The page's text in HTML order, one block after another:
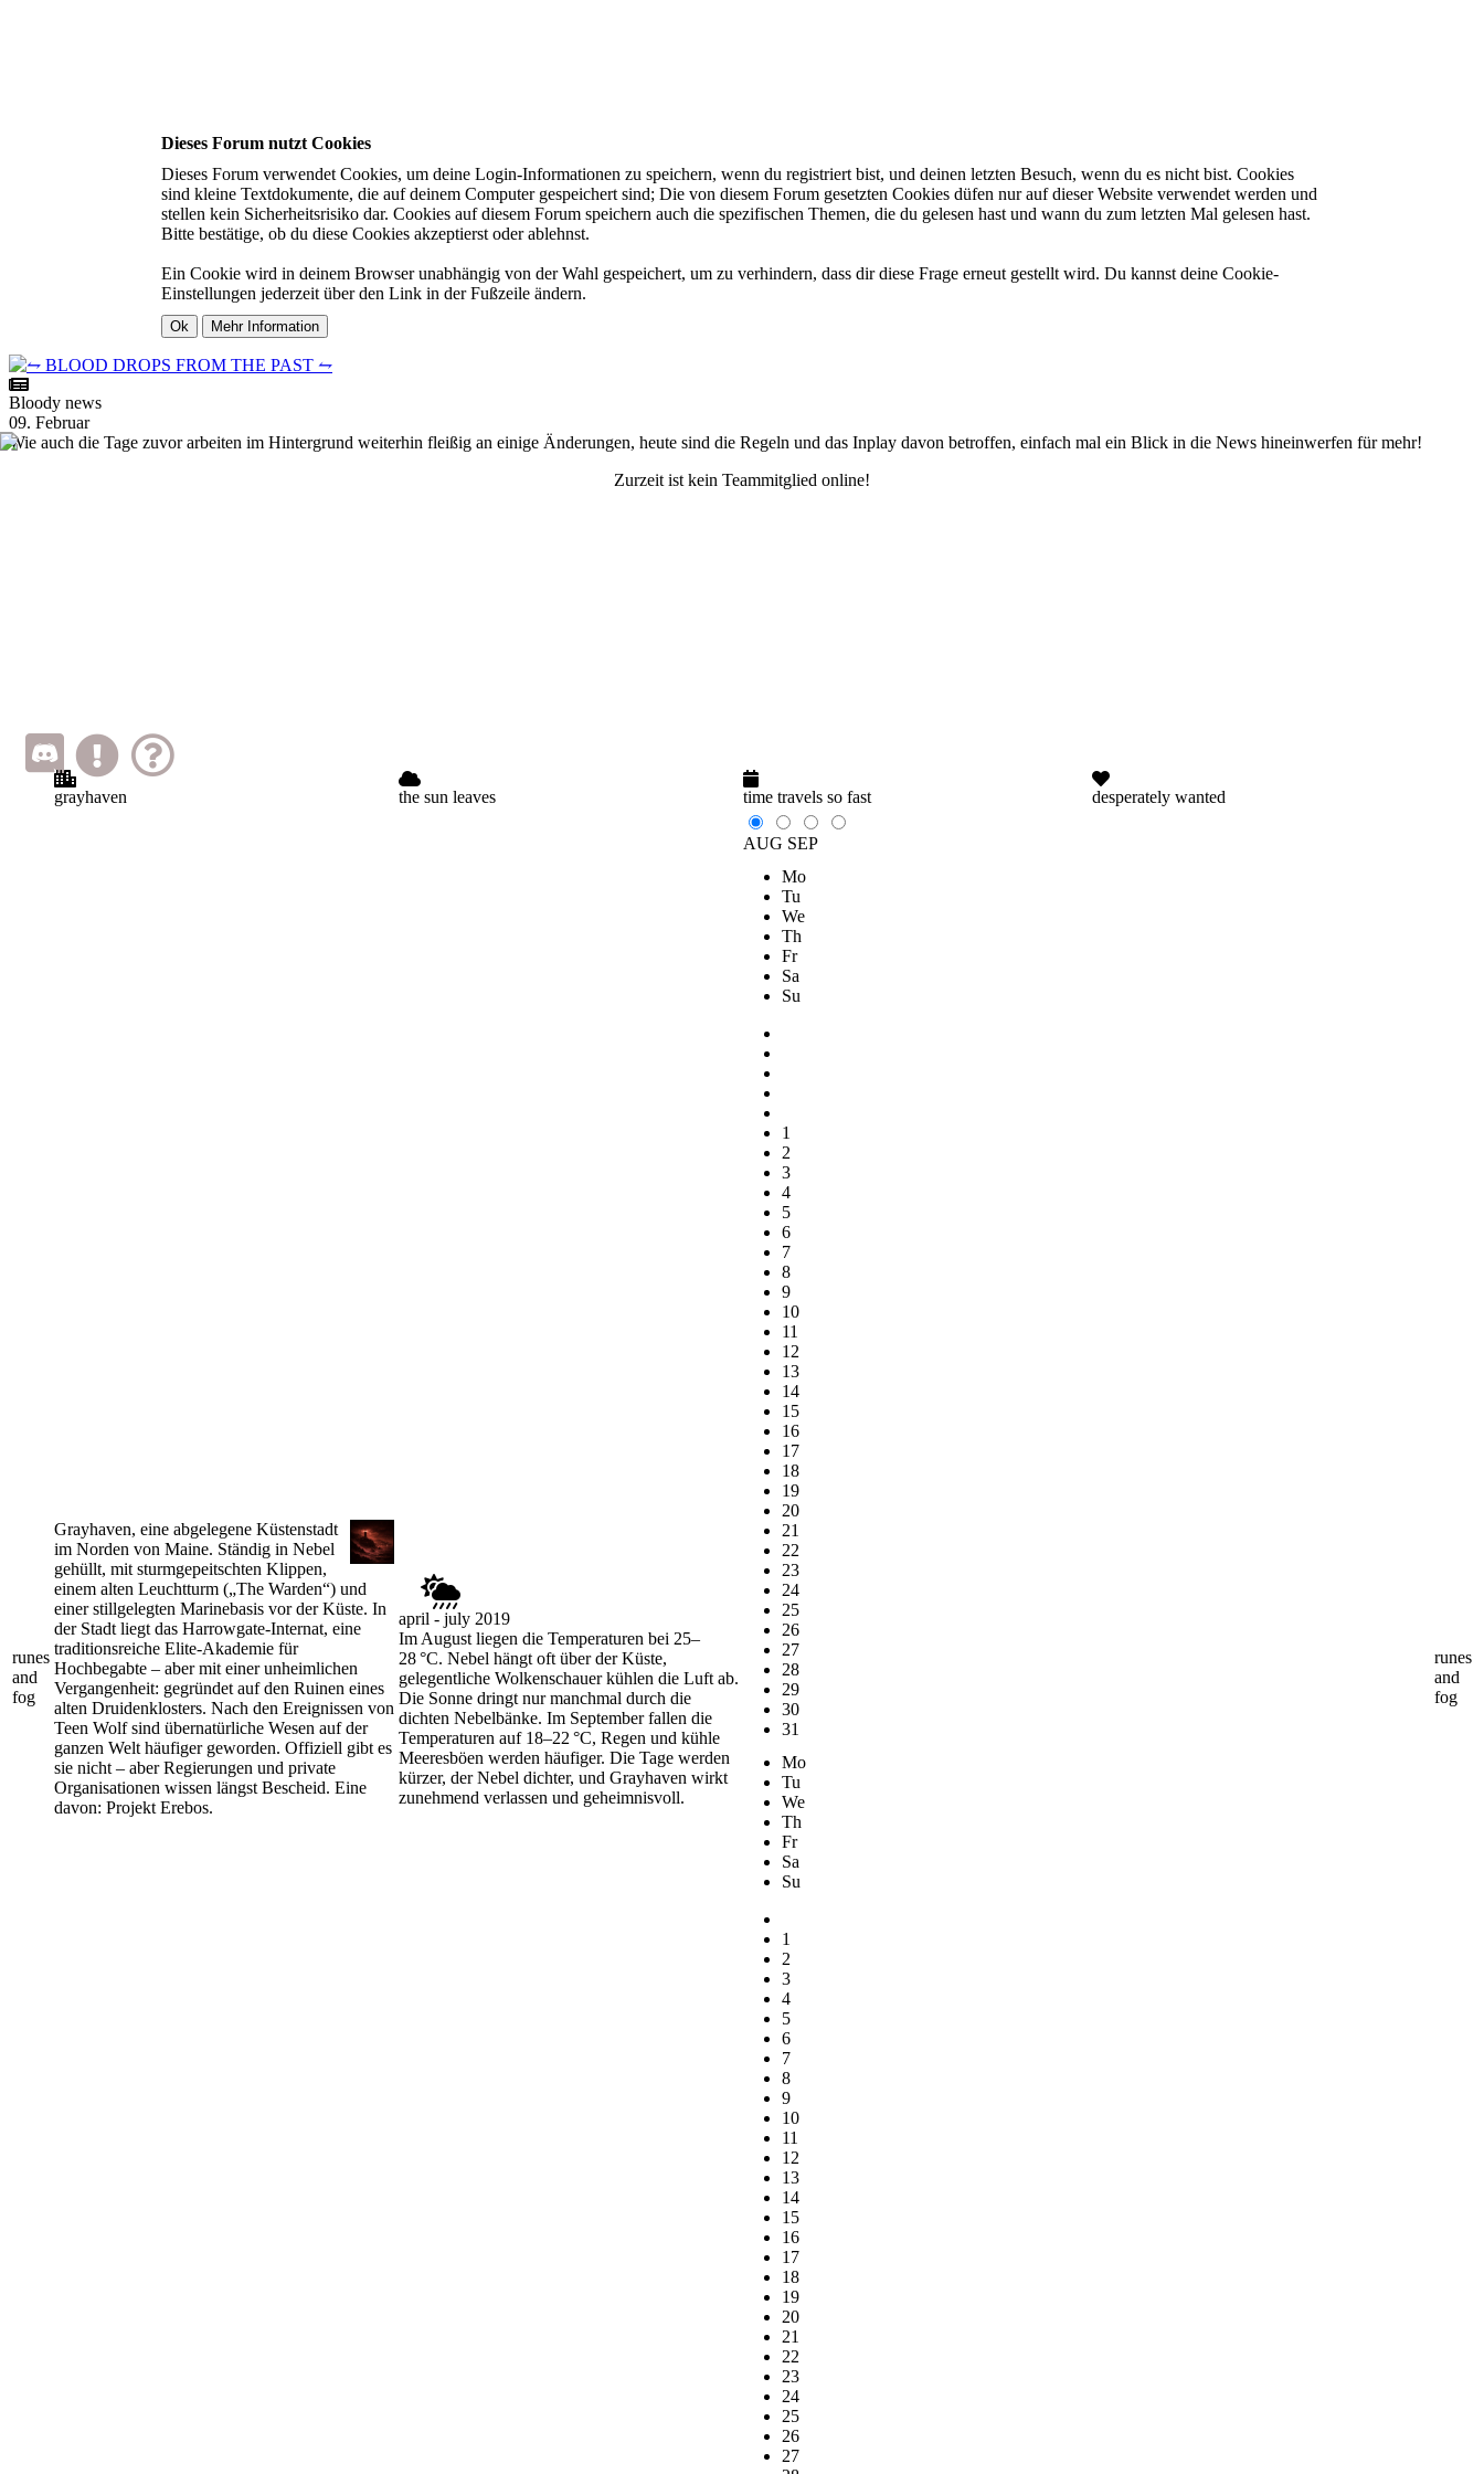
Dieses Forum nutzt Cookies
Dieses Forum verwendet Cookies, um deine Login-Informationen zu speichern, wenn du registriert bist, und deinen letzten Besuch, wenn du es nicht bist. Cookies
sind kleine Textdokumente, die auf deinem Computer gespeichert sind; Die von diesem Forum gesetzten Cookies düfen nur auf dieser Website verwendet werden und
stellen kein Sicherheitsrisiko dar. Cookies auf diesem Forum speichern auch die spezifischen Themen, die du gelesen hast und wann du zum letzten Mal gelesen hast.
Bitte bestätige, ob du diese Cookies akzeptierst oder ablehnst.
Ein Cookie wird in deinem Browser unabhängig von der Wahl gespeichert, um zu verhindern, dass dir diese Frage erneut gestellt wird. Du kannst deine Cookie-
Einstellungen jederzeit über den Link in der Fußzeile ändern.
Bloody news
09. Februar
Wie auch die Tage zuvor arbeiten im Hintergrund weiterhin fleißig an einige Änderungen, heute sind die Regeln und das Inplay davon betroffen, einfach mal ein Blick in die News hineinwerfen für mehr!
Zurzeit ist kein Teammitglied online!
grayhaven the sun leaves time travels so fast desperately wanted
runes
and
fog
Grayhaven, eine abgelegene Küstenstadt
im Norden von Maine. Ständig in Nebel
gehüllt, mit sturmgepeitschten Klippen,
einem alten Leuchtturm („The Warden“) und
einer stillgelegten Marinebasis vor der Küste. In
der Stadt liegt das Harrowgate-Internat, eine
traditionsreiche Elite-Akademie für
Hochbegabte – aber mit einer unheimlichen
Vergangenheit: gegründet auf den Ruinen eines
alten Druidenklosters. Nach den Ereignissen von
Teen Wolf sind übernatürliche Wesen auf der
ganzen Welt häufiger geworden. Offiziell gibt es
sie nicht – aber Regierungen und private
Organisationen wissen längst Bescheid. Eine
davon: Projekt Erebos.
april - july 2019
Im August liegen die Temperaturen bei 25–
28 °C. Nebel hängt oft über der Küste,
gelegentliche Wolkenschauer kühlen die Luft ab.
Die Sonne dringt nur manchmal durch die
dichten Nebelbänke. Im September fallen die
Temperaturen auf 18–22 °C, Regen und kühle
Meeresböen werden häufiger. Die Tage werden
kürzer, der Nebel dichter, und Grayhaven wirkt
zunehmend verlassen und geheimnisvoll.
AUG SEP
Mo
Tu
We
Th
Fr
Sa
Su
1
2
3
4
5
6
7
8
9
10
11
12
13
14
15
16
17
18
19
20
21
22
23
24
25
26
27
28
29
30
31
Mo
Tu
We
Th
Fr
Sa
Su
1
2
3
4
5
6
7
8
9
10
11
12
13
14
15
16
17
18
19
20
21
22
23
24
25
26
27
runes
and
fog